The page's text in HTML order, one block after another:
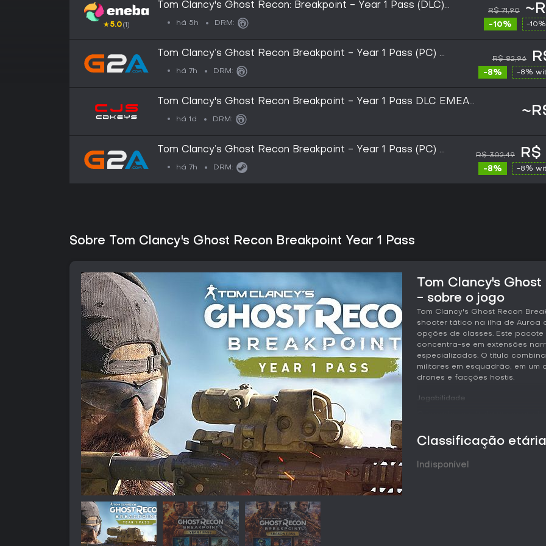
★5.0(1)
Tom Clancy's Ghost Recon: Breakpoint - Year 1 Pass (DLC)
(PC) Ubisoft Connect Key LATAM
há 5h DRM:
R$ 71,90
-10% -
Tom Clancy’s Ghost Recon Breakpoint - Year 1 Pass (PC) -
Ubisoft Connect Key - EMEA
há 7h DRM:
R$ 82,96
-8% -8%
Tom Clancy's Ghost Recon Breakpoint - Year 1 Pass DLC EMEA
(Ubisoft Connect) (GLOBAL)
há 1d DRM:
Tom Clancy’s Ghost Recon Breakpoint - Year 1 Pass (PC) -
Steam Gift - GLOBAL
há 7h DRM:
R$ 302,49 R$
-8% -8%
Sobre Tom Clancy's Ghost Recon Breakpoint Year 1 Pass
Tom Clancy's
- sobre o jogo
Tom Clancy's Ghost Recon
shooter tático na ilha de Auroa
opções de classes. Este
concentra-se em extensões
especializados. O título
militares em esquadrão, em
drones e facções hostis.
Jogabilidade
com opções de abordagem
reconhecimento ou distração.
mobilidade em combates
Classificação etária
Indisponível